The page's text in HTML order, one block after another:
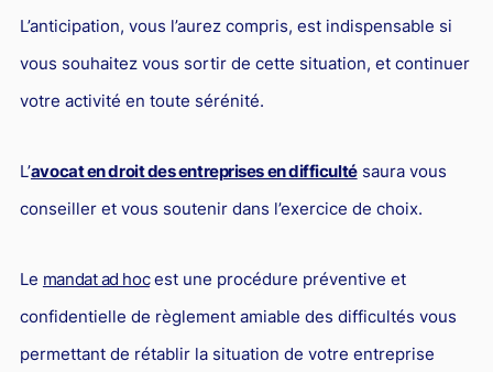
L’anticipation, vous l’aurez compris, est indispensable si
vous souhaitez vous sortir de cette situation, et continuer
votre activité en toute sérénité.
L’avocat en droit des entreprises en difficultésaura vous
conseiller et vous soutenir dans l’exercice de choix.
Le mandat ad hocest une procédure préventive et
confidentielle de règlement amiable des difficultés vous
permettant de rétablir la situation de votre entreprise